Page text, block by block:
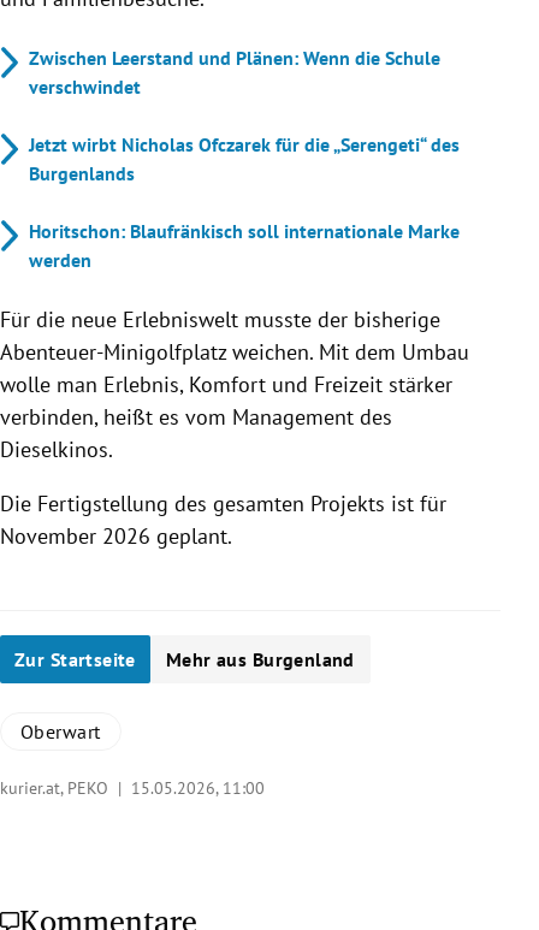
Zwischen Leerstand und Plänen: Wenn die Schule
verschwindet
Jetzt wirbt Nicholas Ofczarek für die „Serengeti“ des
Burgenlands
Horitschon: Blaufränkisch soll internationale Marke
werden
Für die neue Erlebniswelt musste der bisherige
Abenteuer-Minigolfplatz weichen. Mit dem Umbau
wolle man Erlebnis, Komfort und Freizeit stärker
verbinden, heißt es vom Management des
Dieselkinos.
Die Fertigstellung des gesamten Projekts ist für
November 2026 geplant.
Zur Startseite Mehr aus Burgenland
Oberwart
kurier.at, PEKO | 15.05.2026, 11:00